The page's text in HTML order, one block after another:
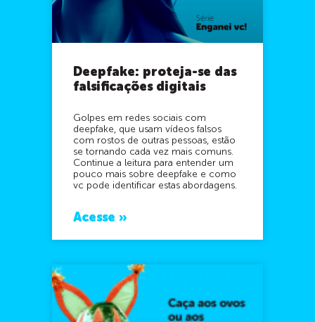
Deepfake: proteja-se das
falsificações digitais
Golpes em redes sociais com
deepfake, que usam vídeos falsos
com rostos de outras pessoas, estão
se tornando cada vez mais comuns.
Continue a leitura para entender um
pouco mais sobre deepfake e como
vc pode identificar estas abordagens.
Acesse »